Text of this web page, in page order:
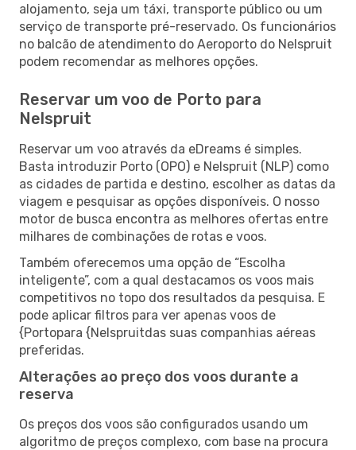
alojamento, seja um táxi, transporte público ou um
serviço de transporte pré-reservado. Os funcionários
no balcão de atendimento do Aeroporto do Nelspruit
podem recomendar as melhores opções.
Reservar um voo de Porto para
Nelspruit
Reservar um voo através da eDreams é simples.
Basta introduzir Porto (OPO) e Nelspruit (NLP) como
as cidades de partida e destino, escolher as datas da
viagem e pesquisar as opções disponíveis. O nosso
motor de busca encontra as melhores ofertas entre
milhares de combinações de rotas e voos.
Também oferecemos uma opção de “Escolha
inteligente”, com a qual destacamos os voos mais
competitivos no topo dos resultados da pesquisa. E
pode aplicar filtros para ver apenas voos de
{Portopara {Nelspruitdas suas companhias aéreas
preferidas.
Alterações ao preço dos voos durante a
reserva
Os preços dos voos são configurados usando um
algoritmo de preços complexo, com base na procura